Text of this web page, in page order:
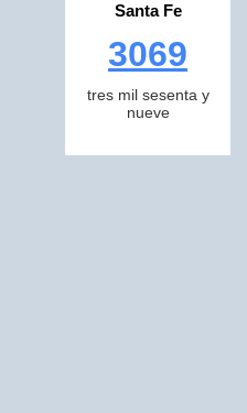
Santa Fe
3069
tres mil sesenta y
nueve